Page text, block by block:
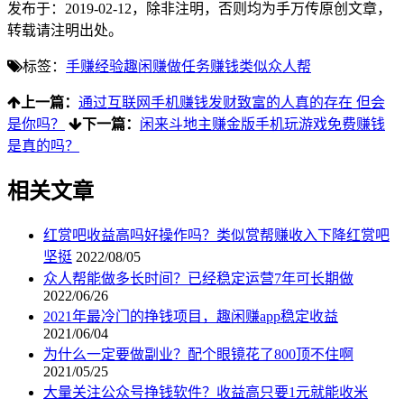
发布于：2019-02-12，除非注明，否则均为手万传原创文章，
转载请注明出处。
标签： 手赚经验趣闲赚做任务赚钱类似众人帮
上一篇： 通过互联网手机赚钱发财致富的人真的存在 但会
是你吗？
下一篇： 闲来斗地主赚金版手机玩游戏免费赚钱
是真的吗？
相关文章
红赏吧收益高吗好操作吗？类似赏帮赚收入下降红赏吧
坚挺 2022/08/05
众人帮能做多长时间？已经稳定运营7年可长期做
2022/06/26
2021年最冷门的挣钱项目，趣闲赚app稳定收益
2021/06/04
为什么一定要做副业？配个眼镜花了800顶不住啊
2021/05/25
大量关注公众号挣钱软件？收益高只要1元就能收米